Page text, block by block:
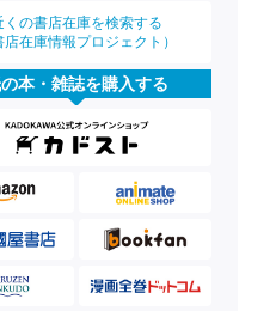
くの書店在庫を検索する
店在庫情報プロジェクト）
本・雑誌を購入する